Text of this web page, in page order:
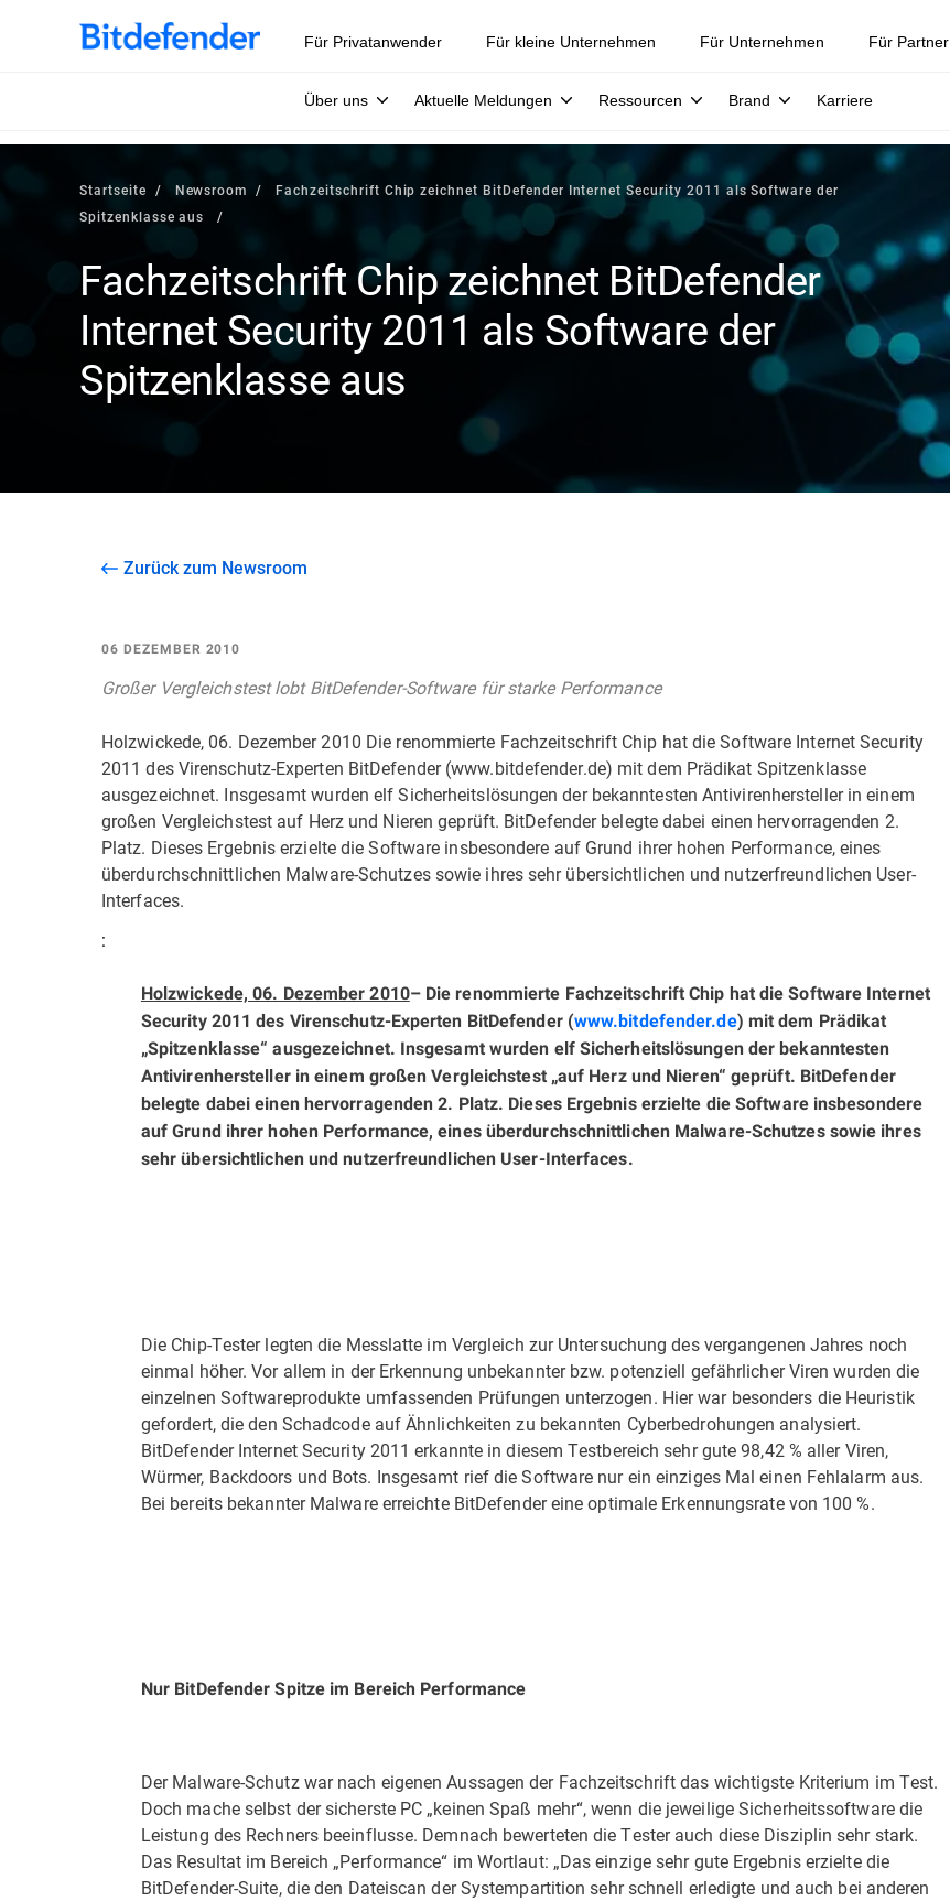
Für Privatanwender Für kleine Unternehmen Für Unternehmen Für Partner
Über uns Aktuelle Meldungen Ressourcen Brand Karriere
Startseite Newsroom
Fachzeitschrift Chip zeichnet BitDefender Internet Security 2011 als Software der
Spitzenklasse aus
Fachzeitschrift Chip zeichnet BitDefender
Internet Security 2011 als Software der
Spitzenklasse aus
Zurück zum Newsroom
06 DEZEMBER 2010
Großer Vergleichstest lobt BitDefender-Software für starke Performance
Holzwickede, 06. Dezember 2010 Die renommierte Fachzeitschrift Chip hat die Software Internet Security
2011 des Virenschutz-Experten BitDefender (www.bitdefender.de) mit dem Prädikat Spitzenklasse
ausgezeichnet. Insgesamt wurden elf Sicherheitslösungen der bekanntesten Antivirenhersteller in einem
großen Vergleichstest auf Herz und Nieren geprüft. BitDefender belegte dabei einen hervorragenden 2.
Platz. Dieses Ergebnis erzielte die Software insbesondere auf Grund ihrer hohen Performance, eines
überdurchschnittlichen Malware-Schutzes sowie ihres sehr übersichtlichen und nutzerfreundlichen User-
Interfaces.
:
Holzwickede, 06. Dezember 2010– Die renommierte Fachzeitschrift Chip hat die Software Internet
Security 2011 des Virenschutz-Experten BitDefender (www.bitdefender.de) mit dem Prädikat
„Spitzenklasse“ ausgezeichnet. Insgesamt wurden elf Sicherheitslösungen der bekanntesten
Antivirenhersteller in einem großen Vergleichstest „auf Herz und Nieren“ geprüft. BitDefender
belegte dabei einen hervorragenden 2. Platz. Dieses Ergebnis erzielte die Software insbesondere
auf Grund ihrer hohen Performance, eines überdurchschnittlichen Malware-Schutzes sowie ihres
sehr übersichtlichen und nutzerfreundlichen User-Interfaces.
Die Chip-Tester legten die Messlatte im Vergleich zur Untersuchung des vergangenen Jahres noch
einmal höher. Vor allem in der Erkennung unbekannter bzw. potenziell gefährlicher Viren wurden die
einzelnen Softwareprodukte umfassenden Prüfungen unterzogen. Hier war besonders die Heuristik
gefordert, die den Schadcode auf Ähnlichkeiten zu bekannten Cyberbedrohungen analysiert.
BitDefender Internet Security 2011 erkannte in diesem Testbereich sehr gute 98,42 % aller Viren,
Würmer, Backdoors und Bots. Insgesamt rief die Software nur ein einziges Mal einen Fehlalarm aus.
Bei bereits bekannter Malware erreichte BitDefender eine optimale Erkennungsrate von 100 %.
Nur BitDefender Spitze im Bereich Performance
Der Malware-Schutz war nach eigenen Aussagen der Fachzeitschrift das wichtigste Kriterium im Test.
Doch mache selbst der sicherste PC „keinen Spaß mehr“, wenn die jeweilige Sicherheitssoftware die
Leistung des Rechners beeinflusse. Demnach bewerteten die Tester auch diese Disziplin sehr stark.
Das Resultat im Bereich „Performance“ im Wortlaut: „Das einzige sehr gute Ergebnis erzielte die
BitDefender-Suite, die den Dateiscan der Systempartition sehr schnell erledigte und auch bei anderen